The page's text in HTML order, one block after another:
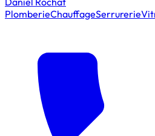
PlomberieChauffageSerrurerie